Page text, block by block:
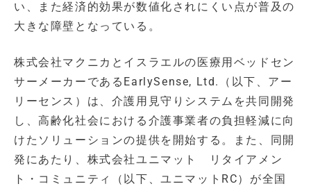
い、また経済的効果が数値化されにくい点が普及の
大きな障壁となっている。
株式会社マクニカとイスラエルの医療用ベッドセン
サーメーカーであるEarlySense, Ltd.（以下、アー
リーセンス）は、介護用見守りシステムを共同開発
し、高齢化社会における介護事業者の負担軽減に向
けたソリューションの提供を開始する。また、同開
発にあたり、株式会社ユニマット リタイアメン
ト・コミュニティ（以下、ユニマットRC）が全国